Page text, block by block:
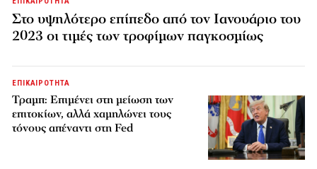
Στο υψηλότερο επίπεδο από τον Ιανουάριο του
2023 οι τιμές των τροφίμων παγκοσμίως
ΕΠΙΚΑΙΡΟΤΗΤΑ
Τραμπ: Επιμένει στη μείωση των
επιτοκίων, αλλά χαμηλώνει τους
τόνους απέναντι στη Fed